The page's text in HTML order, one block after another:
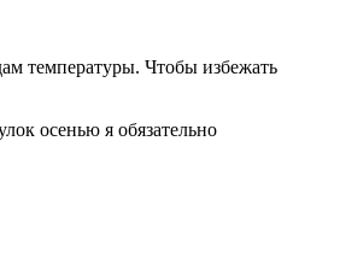
температуры. Чтобы избежать
осенью я обязательно